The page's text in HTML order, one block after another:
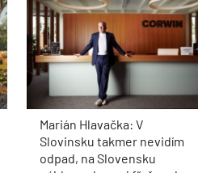
Marián Hlavačka: V
Slovinsku takmer nevidím
odpad, na Slovensku